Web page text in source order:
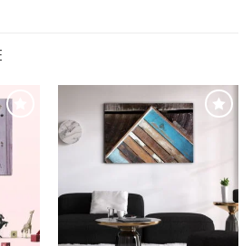
la
Adaugă
favorite